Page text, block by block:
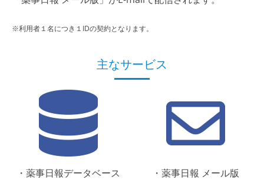
※利用者１名につき１IDの契約となります。
主なサービス
・薬事日報データベース ・薬事日報 メール版